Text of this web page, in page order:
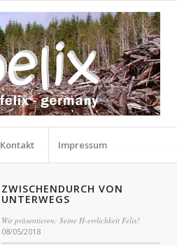
Kontakt Impressum
ZWISCHENDURCH VON
UNTERWEGS
Wir präsentieren: Seine H-errlichkeit Felix!
08/05/2018